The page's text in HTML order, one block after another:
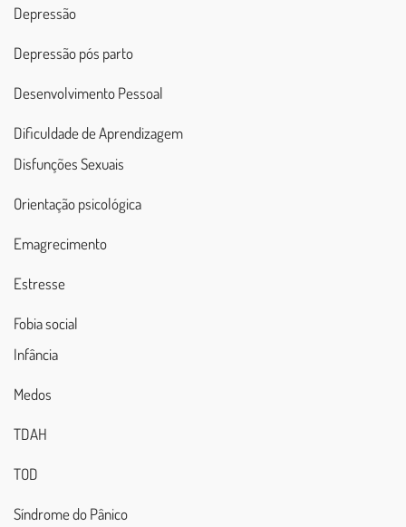
Depressão
Depressão pós parto
Desenvolvimento Pessoal
Dificuldade de Aprendizagem
Disfunções Sexuais
Orientação psicológica
Emagrecimento
Estresse
Fobia social
Infância
Medos
TDAH
TOD
Síndrome do Pânico